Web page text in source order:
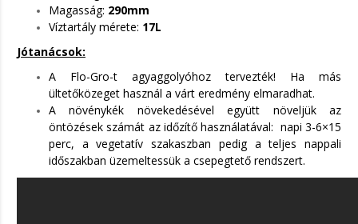
Magasság: 290mm
Víztartály mérete: 17L
Jótanácsok:
A Flo-Gro-t agyaggolyóhoz tervezték! Ha más
ültetőközeget használ a várt eredmény elmaradhat.
A növénykék növekedésével együtt növeljük az
öntözések számát az időzítő használatával: napi 3-6×15
perc, a vegetatív szakaszban pedig a teljes nappali
időszakban üzemeltessük a csepegtető rendszert.